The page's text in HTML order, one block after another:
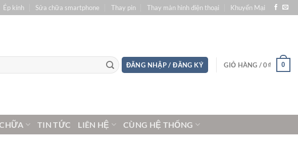
Ép kính Sửa chữa smartphone Thay pin Thay màn hình điện thoại Khuyến Mại
ĐĂNG NHẬP / ĐĂNG KÝ GIỎ HÀNG /0₫ 0
TIN TỨC LIÊN HỆ CÙNG HỆ THỐNG